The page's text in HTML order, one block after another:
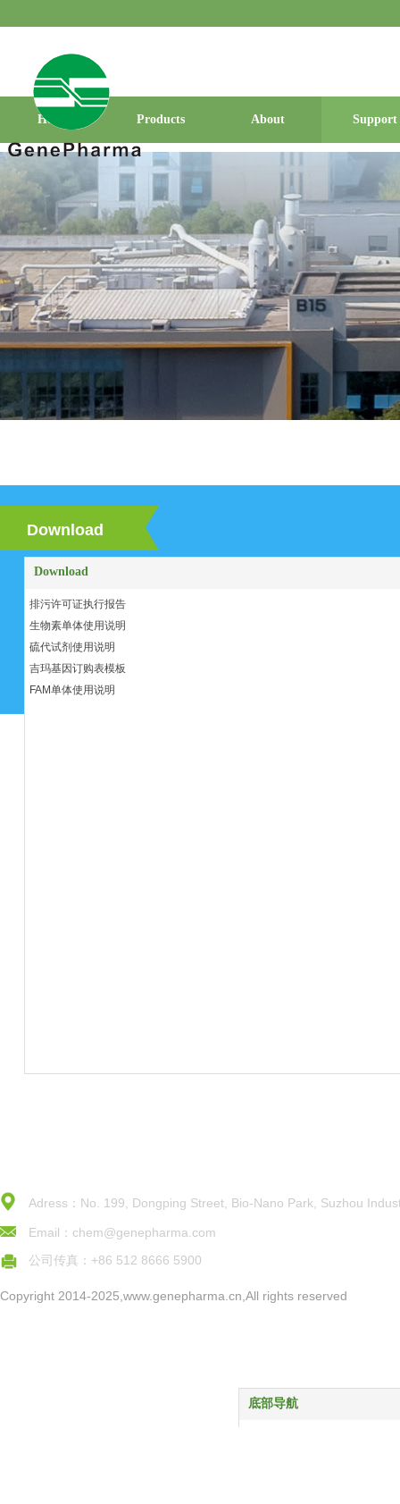
Home Products About Support
Download
排污许可证执行报告
生物素单体使用说明
硫代试剂使用说明
吉玛基因订购表模板
FAM单体使用说明
Download
Adress：No. 199, Dongping Street, Bio-Nano Park, Suzhou
Email：chem@genepharma.com
公司传真：+86 512 8666 5900
Copyright 2014-2025,www.genepharma.cn,All rights reserved
底部导航